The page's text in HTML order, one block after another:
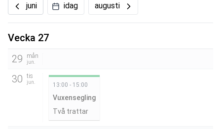
juni idag augusti
Vecka 27
29
mån
jun.
30 tis
jun. 13:00 - 15:00
Vuxensegling
Två trattar